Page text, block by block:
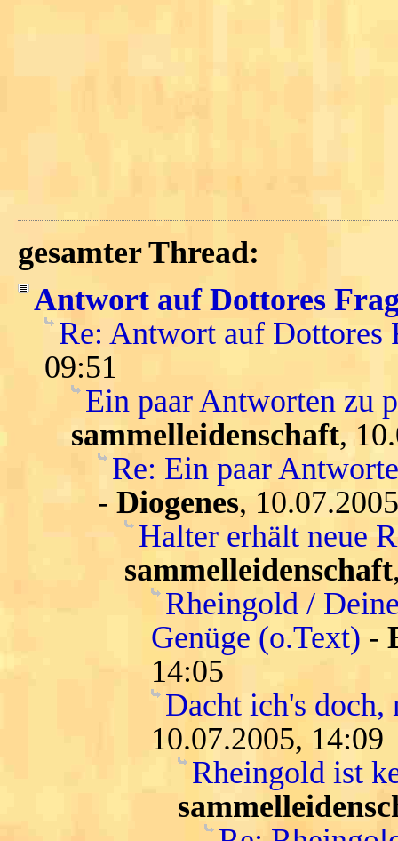
gesamter Thread:
Antwort auf Dottores
Re: Antwort auf Dottores
09:51
Ein paar Antworten zu
sammelleidenschaft,
Re: Ein paar
- Diogenes,
Halter erhält neue
sammelleidenschaft
Rheingold /
Genüge (o.Text) -
14:05
Dacht ich's
10.07.2005, 14:09
Rheingold ist